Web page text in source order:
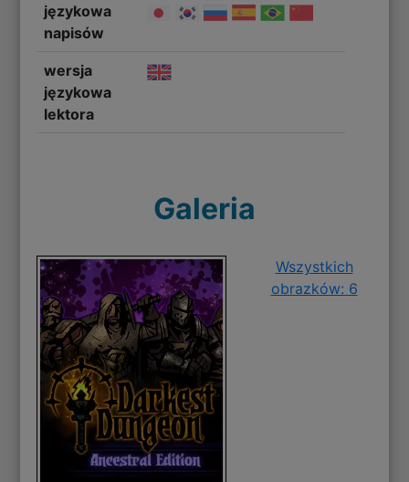
językowa
napisów
wersja
językowa
lektora
Galeria
Wszystkich
obrazków: 6